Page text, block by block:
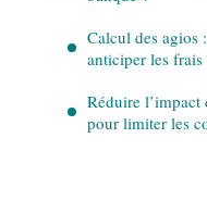
Calcul des agios
anticiper les frais
Réduire l’impact
pour limiter les